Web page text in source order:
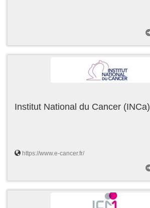
Institut National du Cancer (INCa)
https://www.e-cancer.fr/